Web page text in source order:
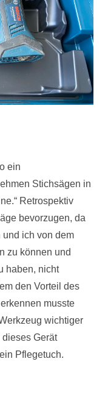
ein
Stichsägen in
Retrospektiv
bevorzugen, da
ich von dem
zu können und
haben, nicht
den Vorteil des
musste
wichtiger
Gerät
Pflegetuch.